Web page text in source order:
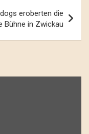
eroberten die
Bühne in Zwickau